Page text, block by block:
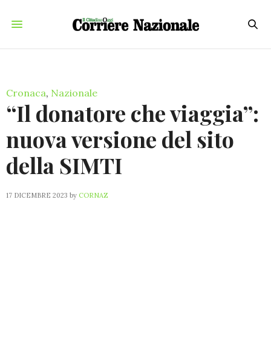
Cronaca, Nazionale
“Il donatore che viaggia”:
nuova versione del sito
della SIMTI
17 DICEMBRE 2023 by CORNAZ